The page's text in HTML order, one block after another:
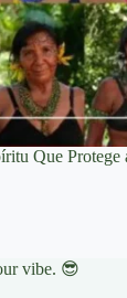
Que Protege
vibe. 😎